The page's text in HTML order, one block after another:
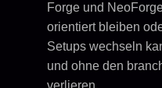
Forge und
orientiert bleiben
Setups wechseln
und ohne den
verlieren.